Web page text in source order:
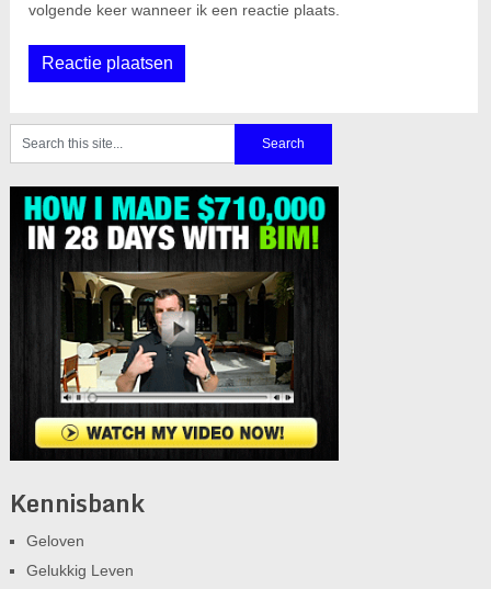
volgende keer wanneer ik een reactie plaats.
Kennisbank
Geloven
Gelukkig Leven